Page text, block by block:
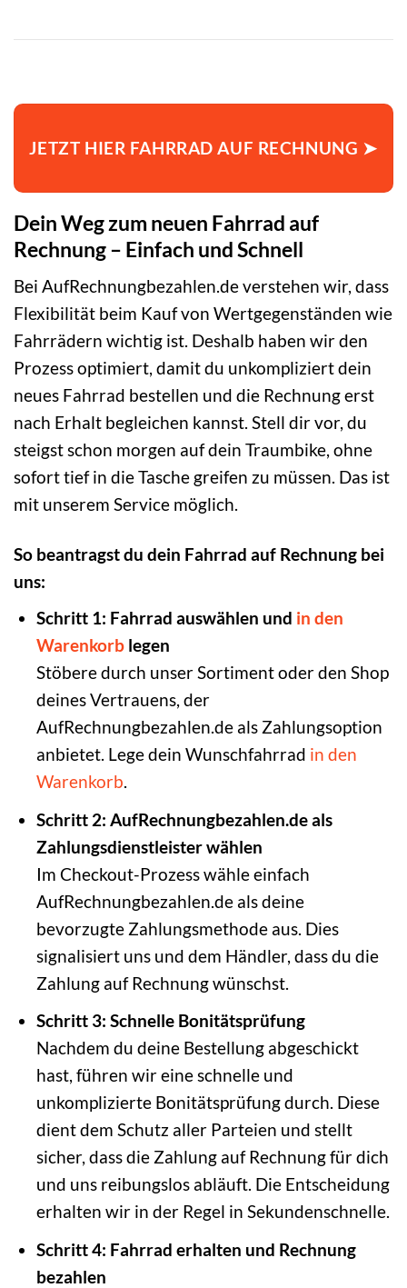
JETZT HIER FAHRRAD AUF RECHNUNG ➤
Dein Weg zum neuen Fahrrad auf
Rechnung – Einfach und Schnell
Bei AufRechnungbezahlen.de verstehen wir, dass
Flexibilität beim Kauf von Wertgegenständen wie
Fahrrädern wichtig ist. Deshalb haben wir den
Prozess optimiert, damit du unkompliziert dein
neues Fahrrad bestellen und die Rechnung erst
nach Erhalt begleichen kannst. Stell dir vor, du
steigst schon morgen auf dein Traumbike, ohne
sofort tief in die Tasche greifen zu müssen. Das ist
mit unserem Service möglich.
So beantragst du dein Fahrrad auf Rechnung bei
uns:
Schritt 1: Fahrrad auswählen und in den
Warenkorblegen
Stöbere durch unser Sortiment oder den Shop
deines Vertrauens, der
AufRechnungbezahlen.de als Zahlungsoption
anbietet. Lege dein Wunschfahrrad in den
Warenkorb.
Schritt 2: AufRechnungbezahlen.de als
Zahlungsdienstleister wählen
Im Checkout-Prozess wähle einfach
AufRechnungbezahlen.de als deine
bevorzugte Zahlungsmethode aus. Dies
signalisiert uns und dem Händler, dass du die
Zahlung auf Rechnung wünschst.
Schritt 3: Schnelle Bonitätsprüfung
Nachdem du deine Bestellung abgeschickt
hast, führen wir eine schnelle und
unkomplizierte Bonitätsprüfung durch. Diese
dient dem Schutz aller Parteien und stellt
sicher, dass die Zahlung auf Rechnung für dich
und uns reibungslos abläuft. Die Entscheidung
erhalten wir in der Regel in Sekundenschnelle.
Schritt 4: Fahrrad erhalten und Rechnung
bezahlen